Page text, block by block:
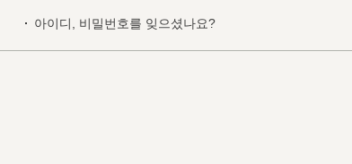
아이디, 비밀번호를 잊으셨나요?